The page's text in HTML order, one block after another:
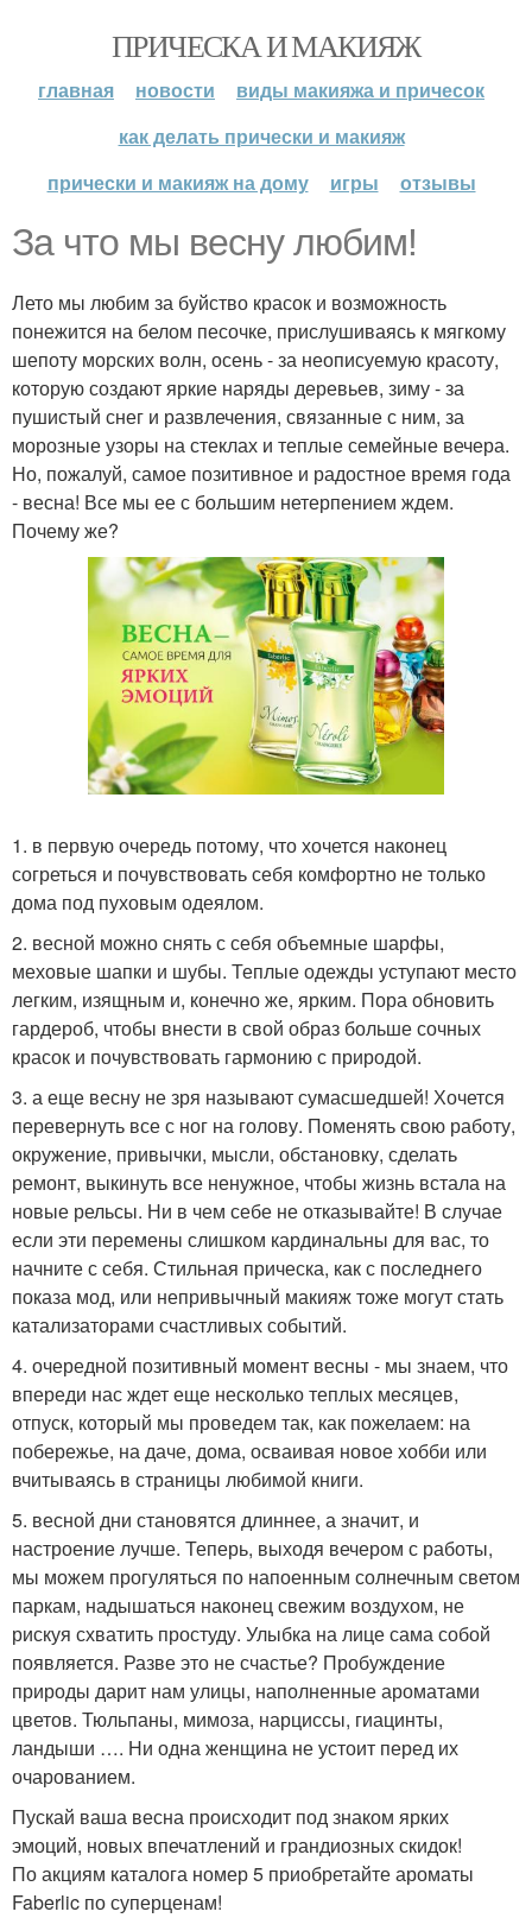
ПРИЧЕСКА И МАКИЯЖ
главная новости
виды макияжа и причесок
как делать прически и макияж
прически и макияж на дому
игры отзывы
За что мы весну любим!
Лето мы любим за буйство красок и возможность
понежится на белом песочке, прислушиваясь к мягкому
шепоту морских волн, осень - за неописуемую красоту,
которую создают яркие наряды деревьев, зиму - за
пушистый снег и развлечения, связанные с ним, за
морозные узоры на стеклах и теплые семейные вечера.
Но, пожалуй, самое позитивное и радостное время года
- весна! Все мы ее с большим нетерпением ждем.
Почему же?
1. в первую очередь потому, что хочется наконец
согреться и почувствовать себя комфортно не только
дома под пуховым одеялом.
2. весной можно снять с себя объемные шарфы,
меховые шапки и шубы. Теплые одежды уступают место
легким, изящным и, конечно же, ярким. Пора обновить
гардероб, чтобы внести в свой образ больше сочных
красок и почувствовать гармонию с природой.
3. а еще весну не зря называют сумасшедшей! Хочется
перевернуть все с ног на голову. Поменять свою работу,
окружение, привычки, мысли, обстановку, сделать
ремонт, выкинуть все ненужное, чтобы жизнь встала на
новые рельсы. Ни в чем себе не отказывайте! В случае
если эти перемены слишком кардинальны для вас, то
начните с себя. Стильная прическа, как с последнего
показа мод, или непривычный макияж тоже могут стать
катализаторами счастливых событий.
4. очередной позитивный момент весны - мы знаем, что
впереди нас ждет еще несколько теплых месяцев,
отпуск, который мы проведем так, как пожелаем: на
побережье, на даче, дома, осваивая новое хобби или
вчитываясь в страницы любимой книги.
5. весной дни становятся длиннее, а значит, и
настроение лучше. Теперь, выходя вечером с работы,
мы можем прогуляться по напоенным солнечным светом
паркам, надышаться наконец свежим воздухом, не
рискуя схватить простуду. Улыбка на лице сама собой
появляется. Разве это не счастье? Пробуждение
природы дарит нам улицы, наполненные ароматами
цветов. Тюльпаны, мимоза, нарциссы, гиацинты,
ландыши …. Ни одна женщина не устоит перед их
очарованием.
Пускай ваша весна происходит под знаком ярких
эмоций, новых впечатлений и грандиозных скидок!
По акциям каталога номер 5 приобретайте ароматы
Faberlic по суперценам!